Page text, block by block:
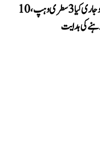
کانگریس نے پارٹی اراکین پارلیمنٹ کو جاری کیا 3 سطری وہپ، 10